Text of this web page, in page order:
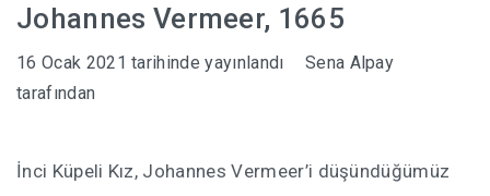
Johannes Vermeer, 1665
16 Ocak 2021 tarihinde yayınlandı
Sena Alpay
tarafından
İnci Küpeli Kız, Johannes Vermeer’i düşündüğümüz